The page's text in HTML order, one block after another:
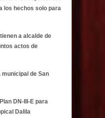
los hechos solo para
a alcalde de
actos de
de San
DN-III-E para
Dalila